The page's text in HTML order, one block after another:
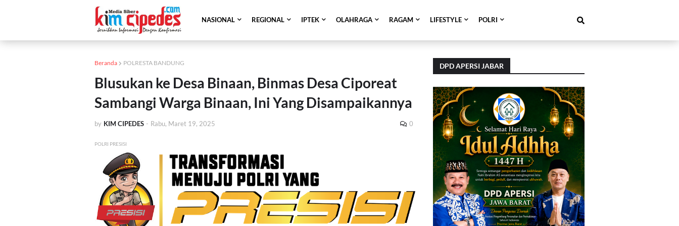
NASIONAL REGIONAL IPTEK OLAHRAGA RAGAM LIFESTYLE POLRI
Beranda POLRESTA BANDUNG
Blusukan ke Desa Binaan, Binmas Desa Ciporeat
Sambangi Warga Binaan, Ini Yang Disampaikannya
by KIM CIPEDES - Rabu, Maret 19, 2025 0
POLRI PRESISI
DPD APERSI JABAR